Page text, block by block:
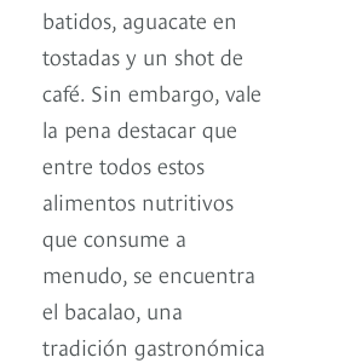
batidos, aguacate en
tostadas y un shot de
café. Sin embargo, vale
la pena destacar que
entre todos estos
alimentos nutritivos
que consume a
menudo, se encuentra
el bacalao, una
tradición gastronómica